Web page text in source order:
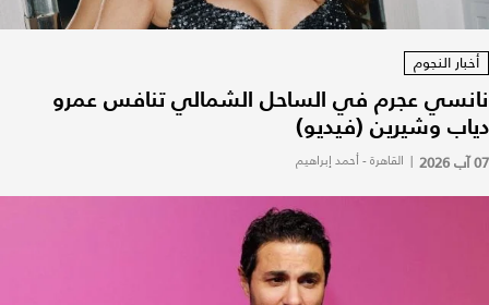
أخبار النجوم
نانسي عجرم في الساحل الشمالي تنافس عمرو
دياب وشيرين (فيديو)
07 آب 2026 | القاهرة - أحمد إبراهيم